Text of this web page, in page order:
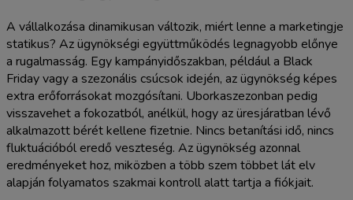
A vállalkozása dinamikusan változik, miért lenne a marketingje
statikus? Az ügynökségi együttműködés legnagyobb előnye
a rugalmasság. Egy kampányidőszakban, például a Black
Friday vagy a szezonális csúcsok idején, az ügynökség képes
extra erőforrásokat mozgósítani. Uborkaszezonban pedig
visszavehet a fokozatból, anélkül, hogy az üresjáratban lévő
alkalmazott bérét kellene fizetnie. Nincs betanítási idő, nincs
fluktuációból eredő veszteség. Az ügynökség azonnal
eredményeket hoz, miközben a több szem többet lát elv
alapján folyamatos szakmai kontroll alatt tartja a fiókjait.